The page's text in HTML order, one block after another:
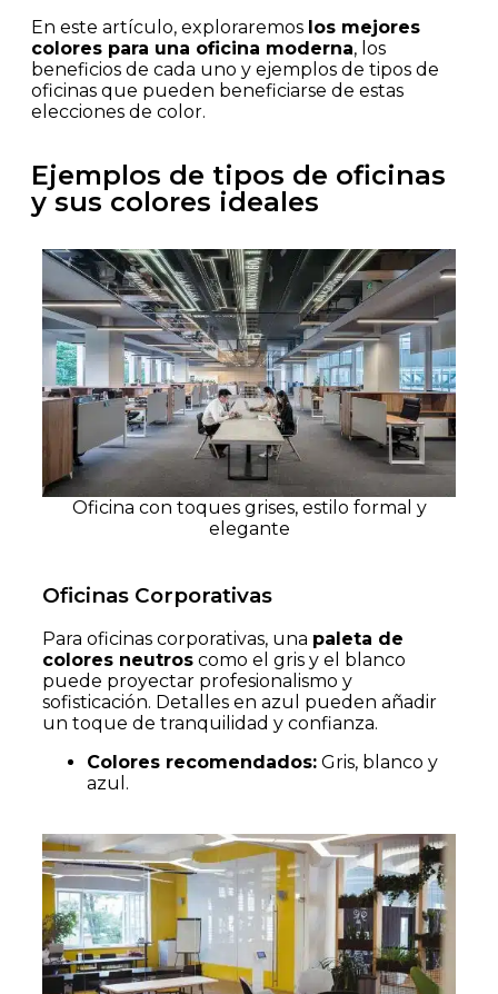
En este artículo, exploraremos los mejores
colores para una oficina moderna, los
beneficios de cada uno y ejemplos de tipos de
oficinas que pueden beneficiarse de estas
elecciones de color.
Ejemplos de tipos de oficinas
y sus colores ideales
Oficina con toques grises, estilo formal y
elegante
Oficinas Corporativas
Para oficinas corporativas, una paleta de
colores neutros como el gris y el blanco
puede proyectar profesionalismo y
sofisticación. Detalles en azul pueden añadir
un toque de tranquilidad y confianza.
Colores recomendados: Gris, blanco y
azul.